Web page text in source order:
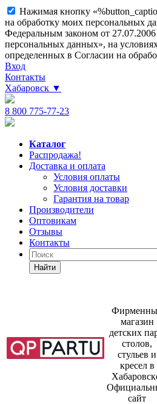
Нажимая кнопку
на обработку моих персональных
Федеральным законом от
персональных данных», на
определенных в Согласии на
Вход
Контакты
Хабаровск ▼
8 800 775-77-23
Каталог
Распродажа!
Доставка и оплата
Условия оплаты
Условия доставки
Гарантия на товар
Производители
Оптовикам
Отзывы
Контакты
Найти
магазин
детских
столов,
стульев и
кресел в
сайт